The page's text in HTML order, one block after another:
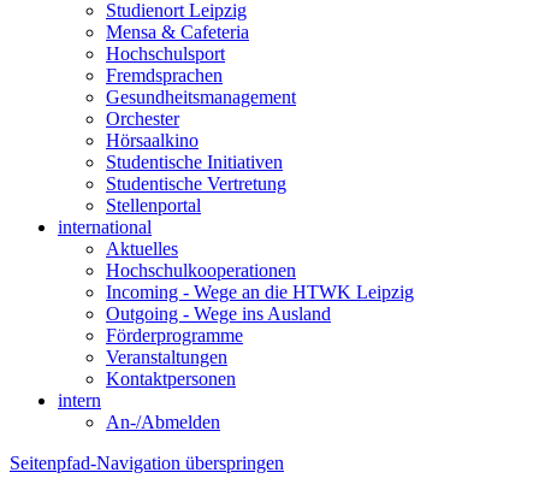
Studienort Leipzig
Mensa & Cafeteria
Hochschulsport
Fremdsprachen
Gesundheitsmanagement
Orchester
Hörsaalkino
Studentische Initiativen
Studentische Vertretung
Stellenportal
international
Aktuelles
Hochschulkooperationen
Incoming - Wege an die HTWK Leipzig
Outgoing - Wege ins Ausland
Förderprogramme
Veranstaltungen
Kontaktpersonen
intern
An-/Abmelden
Seitenpfad-Navigation überspringen